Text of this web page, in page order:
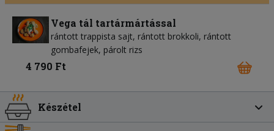
Vega tál tartármártással
rántott trappista sajt, rántott brokkoli, rántott
gombafejek, párolt rizs
4 790 Ft
Készétel